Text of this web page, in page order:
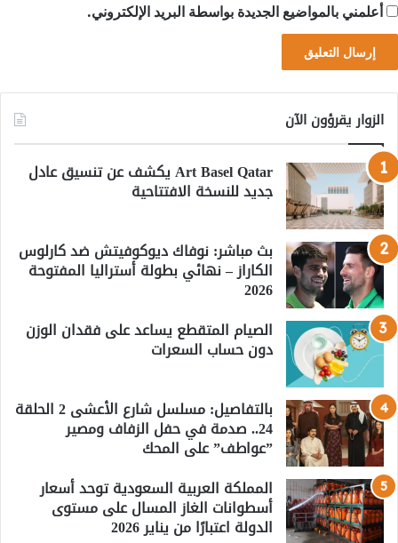
أعلمني بالمواضيع الجديدة بواسطة البريد الإلكتروني.
الزوار يقرؤون الآن
Art Basel Qatar يكشف عن تنسيق عادل
جديد للنسخة الافتتاحية
بث مباشر: نوفاك ديوكوفيتش ضد كارلوس
الكاراز – نهائي بطولة أستراليا المفتوحة
2026
الصيام المتقطع يساعد على فقدان الوزن
دون حساب السعرات
بالتفاصيل: مسلسل شارع الأعشى 2 الحلقة
24.. صدمة في حفل الزفاف ومصير
”عواطف” على المحك
المملكة العربية السعودية توحد أسعار
أسطوانات الغاز المسال على مستوى
الدولة اعتبارًا من يناير 2026